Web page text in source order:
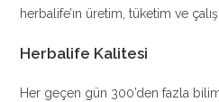
herbalife’ın üretim, tüketim ve
Herbalife Kalitesi
Her geçen gün 300’den fazla